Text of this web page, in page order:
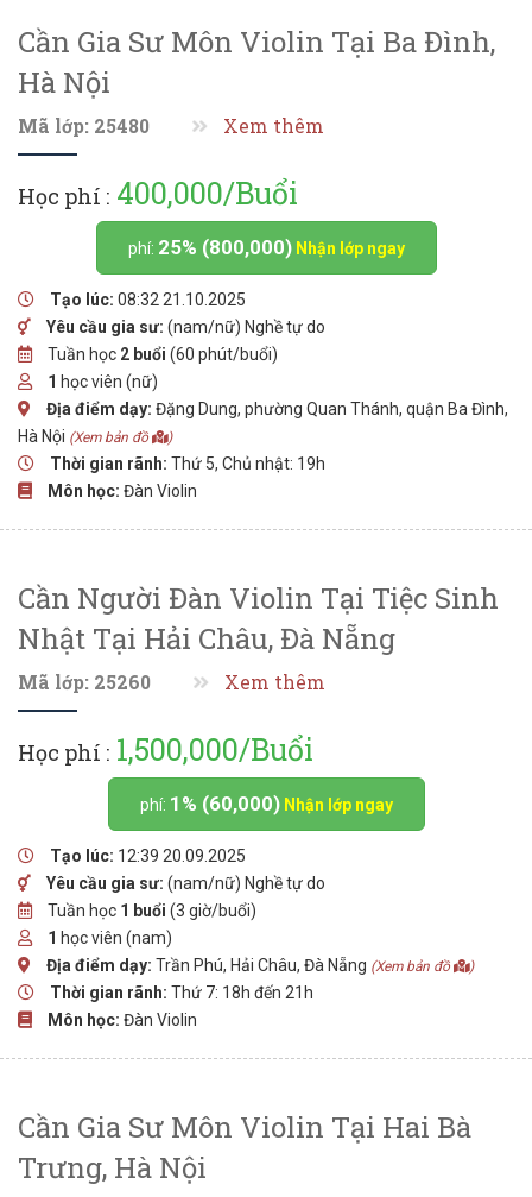
Cần Gia Sư Môn Violin Tại Ba Đình,
Hà Nội
Mã lớp: 25480 Xem thêm
Học phí : 400,000/Buổi
phí: 25% (800,000) Nhận lớp ngay
Tạo lúc: 08:32 21.10.2025
Yêu cầu gia sư: (nam/nữ) Nghề tự do
Tuần học 2 buổi (60 phút/buổi)
1 học viên (nữ)
Địa điểm dạy: Đặng Dung, phường Quan Thánh, quận Ba Đình,
Hà Nội (Xem bản đồ )
Thời gian rãnh: Thứ 5, Chủ nhật: 19h
Môn học: Đàn Violin
Cần Người Đàn Violin Tại Tiệc Sinh
Nhật Tại Hải Châu, Đà Nẵng
Mã lớp: 25260 Xem thêm
Học phí : 1,500,000/Buổi
phí: 1% (60,000) Nhận lớp ngay
Tạo lúc: 12:39 20.09.2025
Yêu cầu gia sư: (nam/nữ) Nghề tự do
Tuần học 1 buổi (3 giờ/buổi)
1 học viên (nam)
Địa điểm dạy: Trần Phú, Hải Châu, Đà Nẵng (Xem bản đồ )
Thời gian rãnh: Thứ 7: 18h đến 21h
Môn học: Đàn Violin
Cần Gia Sư Môn Violin Tại Hai Bà
Trưng, Hà Nội